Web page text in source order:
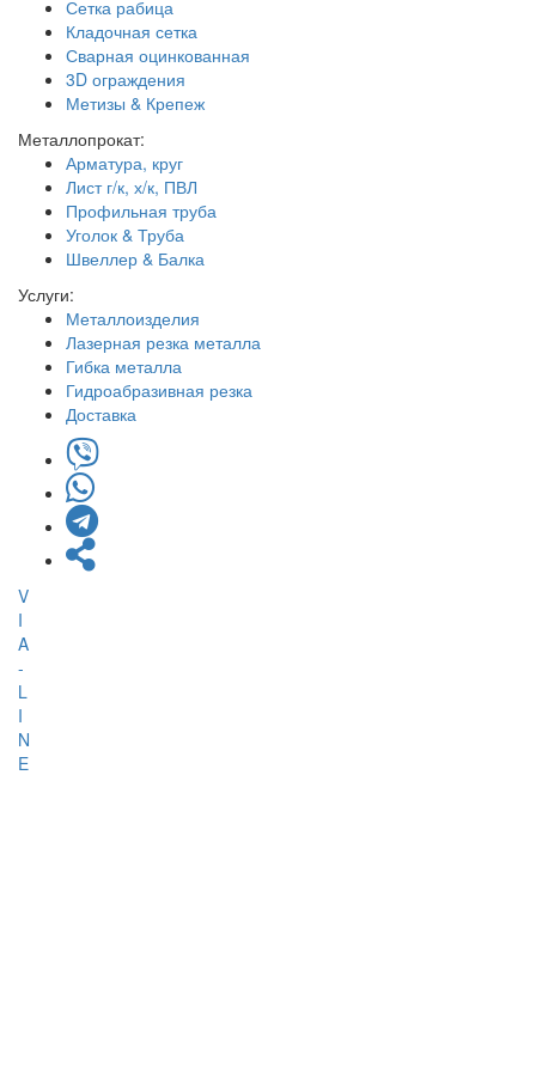
Сетка рабица
Кладочная сетка
Сварная оцинкованная
3D ограждения
Метизы & Крепеж
Металлопрокат:
Арматура, круг
Лист г/к, х/к, ПВЛ
Профильная труба
Уголок & Труба
Швеллер & Балка
Услуги:
Металлоизделия
Лазерная резка металла
Гибка металла
Гидроабразивная резка
Доставка
V
I
A
-
L
I
N
E